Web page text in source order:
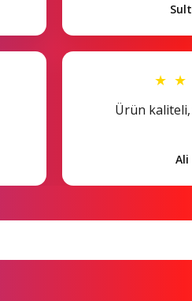
★ ★
Ürün kaliteli,
Ali